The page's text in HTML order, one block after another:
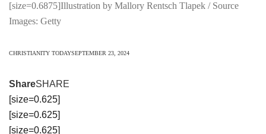
[size=0.6875]Illustration by Mallory Rentsch Tlapek / Source
Images: Getty
CHRISTIANITY TODAYSEPTEMBER 23, 2024
ShareSHARE
[size=0.625]
[size=0.625]
[size=0.625]